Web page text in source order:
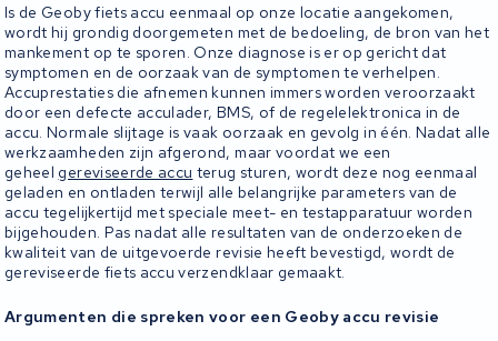
Is de Geoby fiets accu eenmaal op onze locatie aangekomen,
wordt hij grondig doorgemeten met de bedoeling, de bron van het
mankement op te sporen. Onze diagnose is er op gericht dat
symptomen en de oorzaak van de symptomen te verhelpen.
Accuprestaties die afnemen kunnen immers worden veroorzaakt
door een defecte acculader, BMS, of de regelelektronica in de
accu. Normale slijtage is vaak oorzaak en gevolg in één. Nadat alle
werkzaamheden zijn afgerond, maar voordat we een
geheel gereviseerde accu terug sturen, wordt deze nog eenmaal
geladen en ontladen terwijl alle belangrijke parameters van de
accu tegelijkertijd met speciale meet- en testapparatuur worden
bijgehouden. Pas nadat alle resultaten van de onderzoeken de
kwaliteit van de uitgevoerde revisie heeft bevestigd, wordt de
gereviseerde fiets accu verzendklaar gemaakt.
Argumenten die spreken voor een Geoby accu revisie